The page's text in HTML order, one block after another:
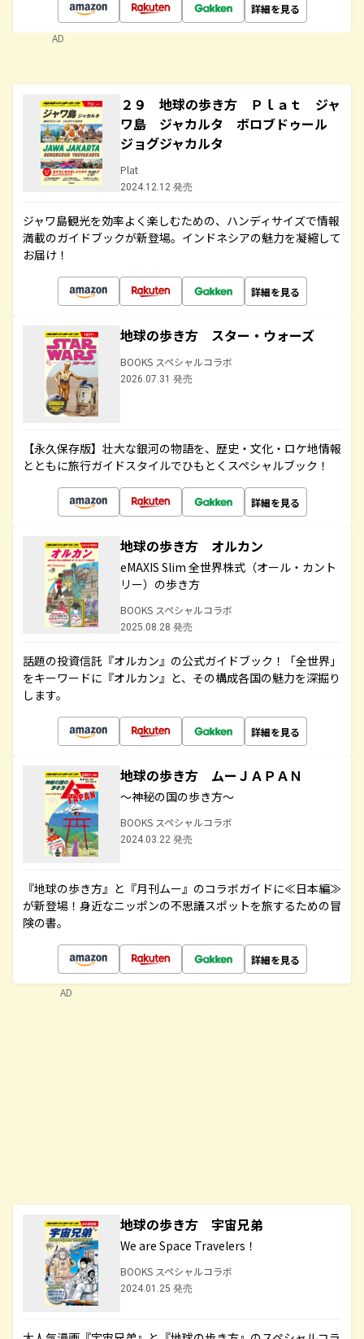
詳細を見る
AD
２９ 地球の歩き方 Ｐｌａｔ ジャ
ワ島 ジャカルタ ボロブドゥール
ジョグジャカルタ
Plat
2024.12.12 発売
ジャワ島観光を効率よく楽しむための、ハンディサイズで情報
満載のガイドブックが新登場。インドネシアの魅力を凝縮して
お届け！
詳細を見る
地球の歩き方 スター・ウォーズ
BOOKS スペシャルコラボ
2026.07.31 発売
【永久保存版】壮大な銀河の物語を、歴史・文化・ロケ地情報
とともに旅行ガイドスタイルでひもとくスペシャルブック！
詳細を見る
地球の歩き方 オルカン
eMAXIS Slim 全世界株式（オール・カント
リー）の歩き方
BOOKS スペシャルコラボ
2025.08.28 発売
話題の投資信託『オルカン』の公式ガイドブック！「全世界」
をキーワードに『オルカン』と、その構成各国の魅力を深掘り
します。
詳細を見る
地球の歩き方 ムーＪＡＰＡＮ
～神秘の国の歩き方～
BOOKS スペシャルコラボ
2024.03.22 発売
『地球の歩き方』と『月刊ムー』のコラボガイドに≪日本編≫
が新登場！身近なニッポンの不思議スポットを旅するための冒
険の書。
詳細を見る
地球の歩き方 宇宙兄弟
We are Space Travelers！
BOOKS スペシャルコラボ
2024.01.25 発売
AD